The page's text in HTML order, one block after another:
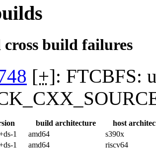
cross build failures
[+]: FTCBFS:
build architecture
host
1 amd64
s390x
1 amd64
riscv64